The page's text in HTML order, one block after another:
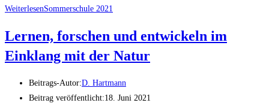
WeiterlesenSommerschule 2021
Lernen, forschen und entwickeln im
Einklang mit der Natur
Beitrags-Autor:D. Hartmann
Beitrag veröffentlicht:18. Juni 2021